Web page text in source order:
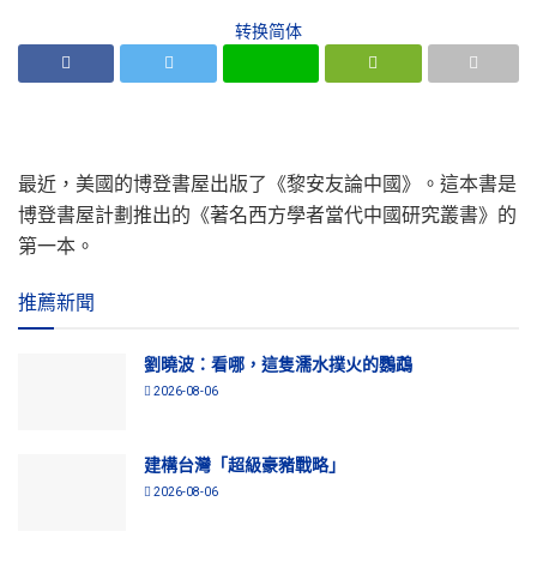
转换简体
最近，美國的博登書屋出版了《黎安友論中國》。這本書是
博登書屋計劃推出的《著名西方學者當代中國研究叢書》的
第一本。
推薦新聞
劉曉波：看哪，這隻濡水撲火的鸚鵡
2026-08-06
建構台灣「超級豪豬戰略」
2026-08-06